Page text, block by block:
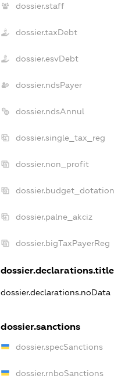
dossier.staff
dossier.taxDebt
dossier.esvDebt
dossier.ndsPayer
dossier.ndsAnnul
dossier.single_tax_reg
dossier.non_profit
dossier.budget_dotation
dossier.palne_akciz
dossier.bigTaxPayerReg
dossier.declarations.title
dossier.declarations.noData
dossier.sanctions
dossier.specSanctions
dossier.rnboSanctions